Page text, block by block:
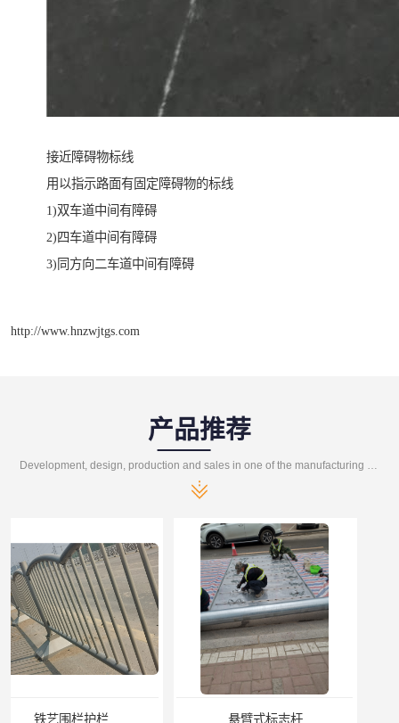
接近障碍物标线
用以指示路面有固定障碍物的标线
1)双车道中间有障碍
2)四车道中间有障碍
3)同方向二车道中间有障碍
http://www.hnzwjtgs.com
产品推荐
悬臂式标志杆 F型悬臂式交通标志杆